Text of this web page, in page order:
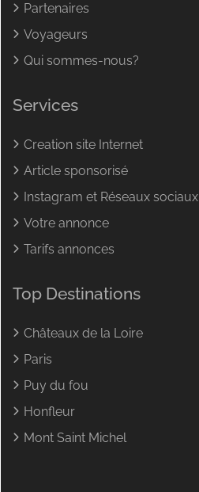
Partenaires
Voyageurs
Qui sommes-nous?
Services
Creation site Internet
Article sponsorisé
Instagram et Réseaux sociaux
Votre annonce
Tarifs annonces
Top Destinations
Châteaux de la Loire
Paris
Puy du fou
Honfleur
Mont Saint Michel